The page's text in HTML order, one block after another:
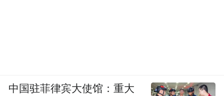
中国驻菲律宾大使馆：重大